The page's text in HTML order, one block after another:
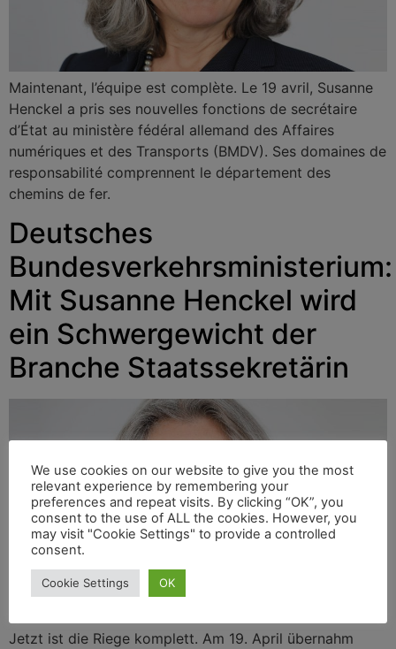
Maintenant, l’équipe est complète. Le 19 avril, Susanne
Henckel a pris ses nouvelles fonctions de secrétaire
d’État au ministère fédéral allemand des Affaires
numériques et des Transports (BMDV). Ses domaines de
responsabilité comprennent le département des
chemins de fer.
Deutsches
Bundesverkehrsministerium:
Mit Susanne Henckel wird
ein Schwergewicht der
Branche Staatssekretärin
Jetzt ist die Riege komplett. Am 19. April übernahm
We use cookies on our website to give you the most
relevant experience by remembering your
preferences and repeat visits. By clicking “OK”, you
consent to the use of ALL the cookies. However, you
may visit "Cookie Settings" to provide a controlled
consent.
Cookie Settings OK